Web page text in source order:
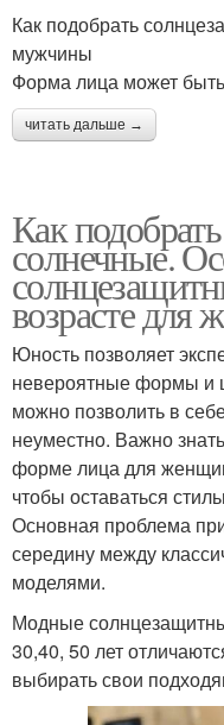
Как подобрать
мужчины
Форма лица может
читать дальше →
Как
солнечные.
возрасте для
Юность позволяет
невероятные формы и
можно позволить в
неуместно. Важно
форме лица для
чтобы оставаться
Основная проблема
середину между
моделями.
Модные
30,40, 50 лет
выбирать свои